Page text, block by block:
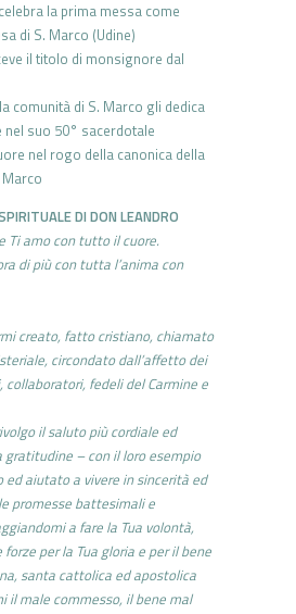
la prima messa come
di S. Marco (Udine)
il titolo di monsignore dal
comunità di S. Marco gli dedica
nel suo 50° sacerdotale
nel rogo della canonica della
DI DON LEANDRO
Ti amo con tutto il cuore.
di più con tutta l’anima con
creato, fatto cristiano, chiamato
circondato dall’affetto dei
collaboratori, fedeli del Carmine e
il saluto più cordiale ed
gratitudine – con il loro esempio
ed aiutato a vivere in sincerità ed
promesse battesimali e
a fare la Tua volontà,
per la Tua gloria e per il bene
santa cattolica ed apostolica
il male commesso, il bene mal